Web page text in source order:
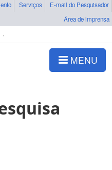
Serviços
E-mail do Pesquisador
Área de imprensa
MENU